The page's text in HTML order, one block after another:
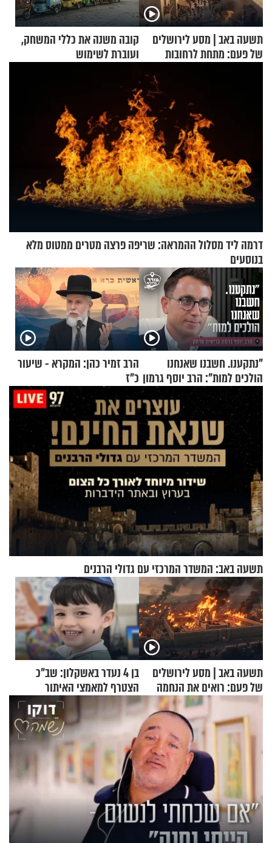
תשעה באב | מסע לירושלים
של פעם: מתחת לרחובות
קובה משנה את כללי המשחק,
ועוברת לשימוש
דרמה ליד מסלול ההמראה: שריפה פרצה מטרים ממטוס מלא
בנוסעים
"נתקענו. חשבנו שאנחנו
הולכים למות": הרב יוסף גרמון
בריאיון מרתק
הרב זמיר כהן: המקרא - שיעור
כ"ז
תשעה באב: המשדר המרכזי עם גדולי הרבנים
תשעה באב | מסע לירושלים
של פעם: רואים את הנחמה
בן 4 נעדר באשקלון: שב"כ
הצטרף למאמצי האיתור